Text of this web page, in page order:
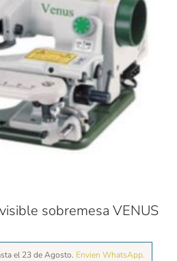
sobremesa VENUS
el 23 de Agosto. Envien WhatsApp.